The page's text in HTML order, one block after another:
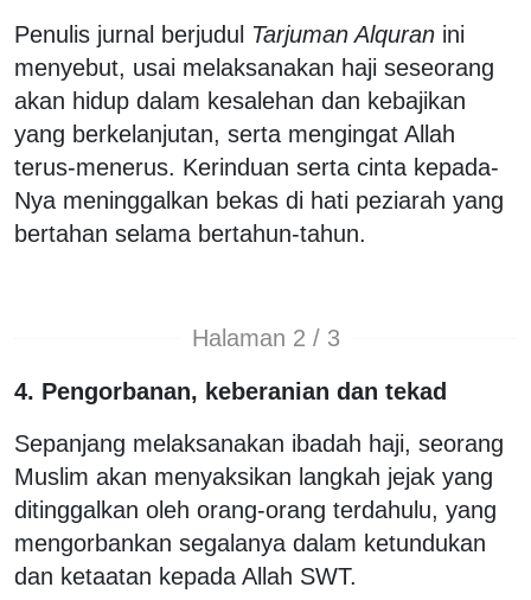
Penulis jurnal berjudul Tarjuman Alquran ini
menyebut, usai melaksanakan haji seseorang
akan hidup dalam kesalehan dan kebajikan
yang berkelanjutan, serta mengingat Allah
terus-menerus. Kerinduan serta cinta kepada-
Nya meninggalkan bekas di hati peziarah yang
bertahan selama bertahun-tahun.
Halaman 2 / 3
4. Pengorbanan, keberanian dan tekad
Sepanjang melaksanakan ibadah haji, seorang
Muslim akan menyaksikan langkah jejak yang
ditinggalkan oleh orang-orang terdahulu, yang
mengorbankan segalanya dalam ketundukan
dan ketaatan kepada Allah SWT.